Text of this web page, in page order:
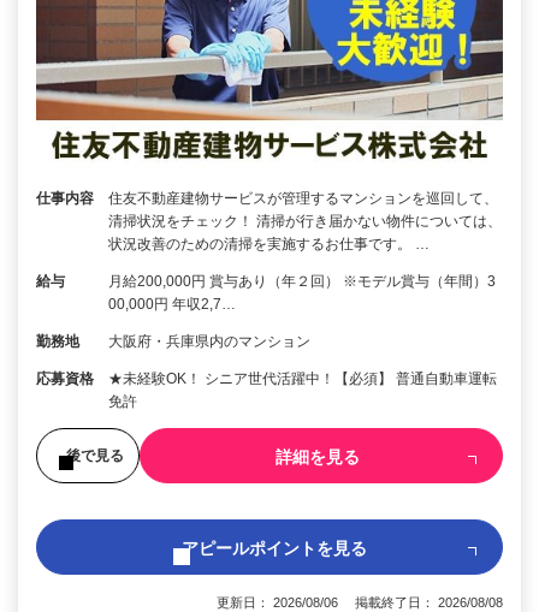
仕事内容
住友不動産建物サービスが管理するマンションを巡回して、
清掃状況をチェック！ 清掃が行き届かない物件については、
状況改善のための清掃を実施するお仕事です。 …
給与
月給200,000円 賞与あり（年２回） ※モデル賞与（年間）3
00,000円 年収2,7…
勤務地 大阪府・兵庫県内のマンション
応募資格
★未経験OK！ シニア世代活躍中！【必須】 普通自動車運転
免許
後で見る 詳細を見る
アピールポイントを見る
更新日： 2026/08/06 掲載終了日： 2026/08/08